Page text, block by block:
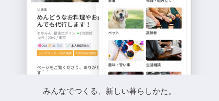
みんなでつくる、新しい暮らしかた。